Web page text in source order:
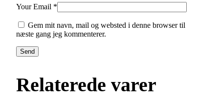
Your Email *
Gem mit navn, mail og websted i denne browser til
næste gang jeg kommenterer.
Send
Relaterede varer